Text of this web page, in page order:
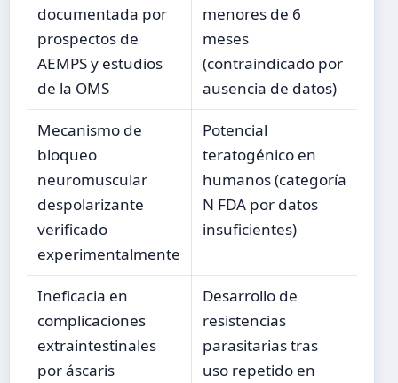
documentada por
prospectos de
AEMPS y estudios
de la OMS
menores de 6
meses
(contraindicado por
ausencia de datos)
Mecanismo de
bloqueo
neuromuscular
despolarizante
verificado
experimentalmente
Potencial
teratogénico en
humanos (categoría
N FDA por datos
insuficientes)
Ineficacia en
complicaciones
extraintestinales
por áscaris
Desarrollo de
resistencias
parasitarias tras
uso repetido en